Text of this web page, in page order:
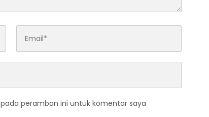
peramban ini untuk komentar saya